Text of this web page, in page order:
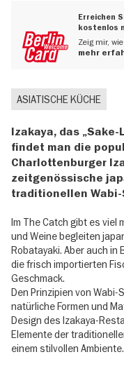
Erreichen
kostenlos
Zeig mir,
mehr
ASIATISCHE KÜCHE
Izakaya, das
findet man die
Charlottenburger
zeitgenössische
traditionellen
Im The Catch gibt es viel
und Weine begleiten
Robatayaki. Aber auch in
die frisch importierten
Geschmack.
Den Prinzipien von
natürliche Formen und
Design des Izakaya-
Elemente der
einem stilvollen Ambiente.